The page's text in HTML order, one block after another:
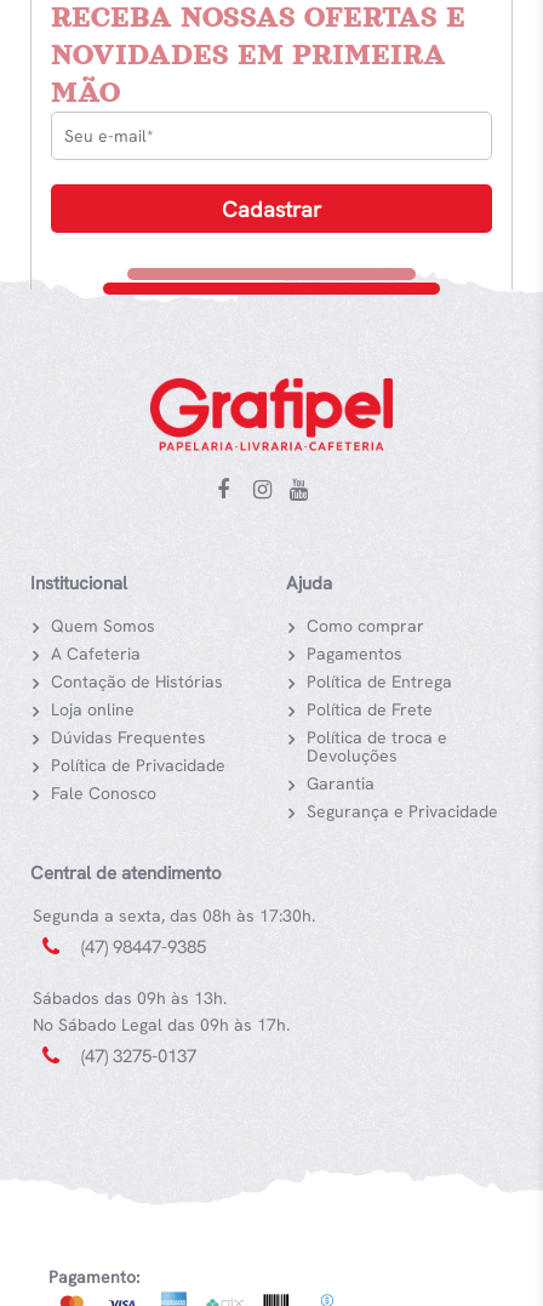
RECEBA NOSSAS OFERTAS E
NOVIDADES EM PRIMEIRA
MÃO
Institucional
Quem Somos
A Cafeteria
Contação de Histórias
Loja online
Dúvidas Frequentes
Política de Privacidade
Fale Conosco
Ajuda
Como comprar
Pagamentos
Política de Entrega
Política de Frete
Política de troca e
Devoluções
Garantia
Segurança e Privacidade
Central de atendimento
Segunda a sexta, das 08h às 17:30h.
(47) 98447-9385
Sábados das 09h às 13h.
No Sábado Legal das 09h às 17h.
(47) 3275-0137
Pagamento: